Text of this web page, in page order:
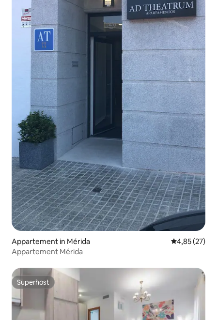
Appartement in Mérida Gemiddelde
4,85 (27)
Appartement Mérida
Superhost
Superhost